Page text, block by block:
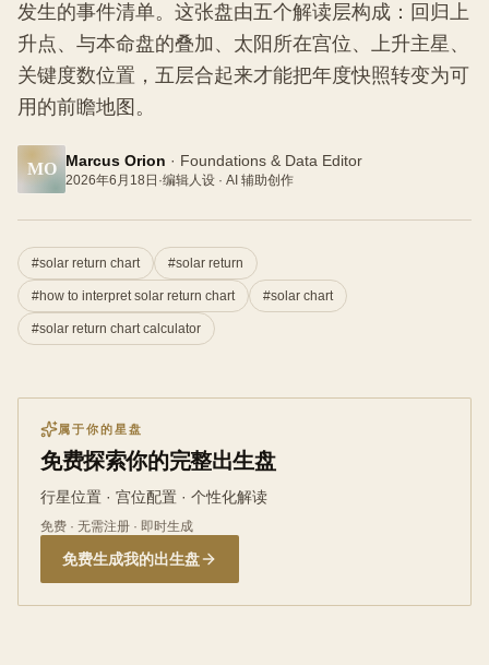
发生的事件清单。这张盘由五个解读层构成：回归上
升点、与本命盘的叠加、太阳所在宫位、上升主星、
关键度数位置，五层合起来才能把年度快照转变为可
用的前瞻地图。
MO Marcus Orion · Foundations & Data Editor
2026年6月18日 ·编辑人设 · AI 辅助创作
#solar return chart #solar return
#how to interpret solar return chart #solar chart
#solar return chart calculator
属于你的星盘
免费探索你的完整出生盘
行星位置 · 宫位配置 · 个性化解读
免费 · 无需注册 · 即时生成
免费生成我的出生盘